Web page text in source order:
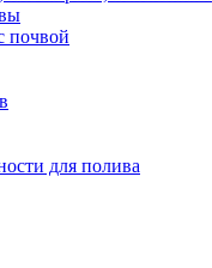
почвой
для полива